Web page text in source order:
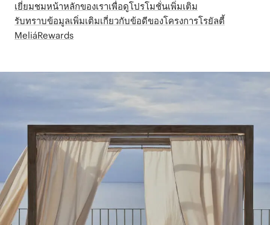
เยี่ยมชมหน้าหลักของเราเพื่อดูโปรโมชั่นเพิ่มเติม
รับทราบข้อมูลเพิ่มเติมเกี่ยวกับข้อดีของโครงการโรยัลตี้
MeliáRewards